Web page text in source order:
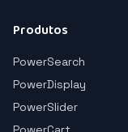
Produtos
PowerSearch
PowerDisplay
PowerSlider